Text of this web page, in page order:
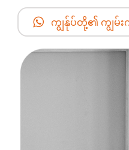
ကျွန်ုပ်တို့၏ ကျွမ်း